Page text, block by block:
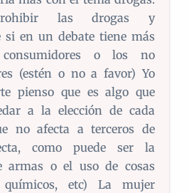
las drogas y
si en un debate tiene más
o los no
(estén o no a favor) Yo
pienso que es algo que
a la elección de cada
no afecta a terceros de
como puede ser la
armas o el uso de cosas
químicos, etc) La mujer